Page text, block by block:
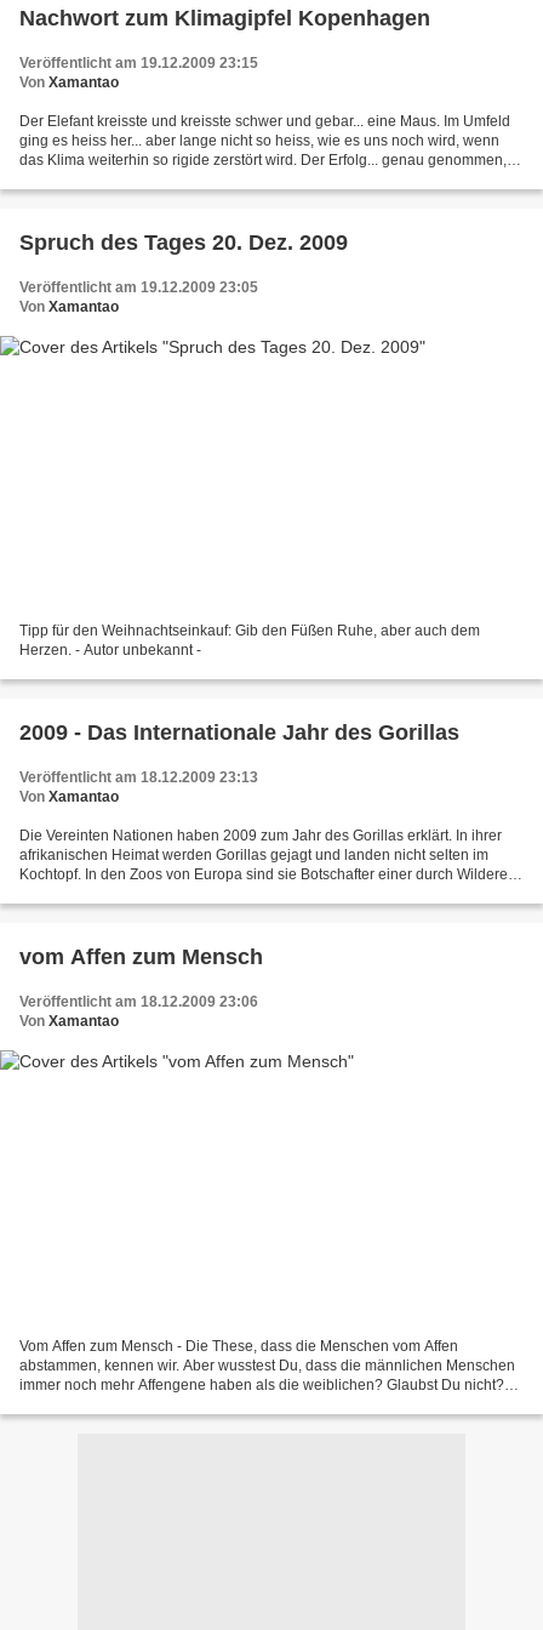
Nachwort zum Klimagipfel Kopenhagen
Veröffentlicht am 19.12.2009 23:15
Von Xamantao
Der Elefant kreisste und kreisste schwer und gebar... eine Maus. Im Umfeld
ging es heiss her... aber lange nicht so heiss, wie es uns noch wird, wenn
das Klima weiterhin so rigide zerstört wird. Der Erfolg... genau genommen,
Spruch des Tages 20. Dez. 2009
Veröffentlicht am 19.12.2009 23:05
Von Xamantao
Tipp für den Weihnachtseinkauf: Gib den Füßen Ruhe, aber auch dem
Herzen. - Autor unbekannt -
2009 - Das Internationale Jahr des Gorillas
Veröffentlicht am 18.12.2009 23:13
Von Xamantao
Die Vereinten Nationen haben 2009 zum Jahr des Gorillas erklärt. In ihrer
afrikanischen Heimat werden Gorillas gejagt und landen nicht selten im
Kochtopf. In den Zoos von Europa sind sie Botschafter einer durch Wilderei,
vom Affen zum Mensch
Veröffentlicht am 18.12.2009 23:06
Von Xamantao
Vom Affen zum Mensch - Die These, dass die Menschen vom Affen
abstammen, kennen wir. Aber wusstest Du, dass die männlichen Menschen
immer noch mehr Affengene haben als die weiblichen? Glaubst Du nicht?